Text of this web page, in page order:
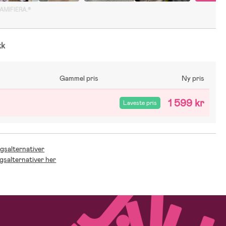
Gammel pris Ny pris
Laveste pris 1 599 kr
her